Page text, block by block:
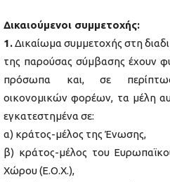
Δικαιούμενοι συμμετοχής:
1.Δικαίωμα συμμετοχής στη
της παρούσας σύμβασης έχουν
πρόσωπα και, σε
οικονομικών φορέων, τα μέλη
εγκατεστημένα σε:
α) κράτος-μέλος της Ένωσης,
β) κράτος-μέλος του
Χώρου (Ε.Ο.Χ.),